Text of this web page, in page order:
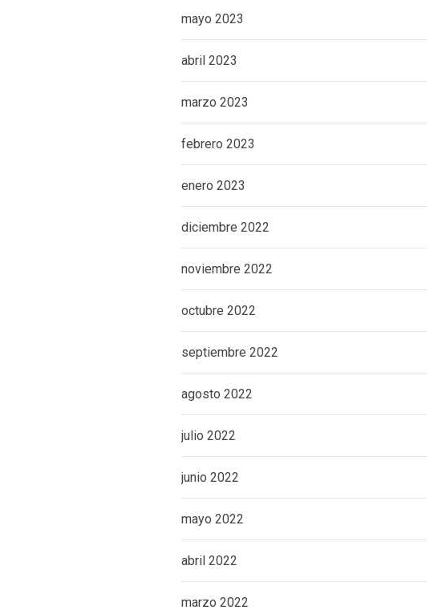
mayo 2023
abril 2023
marzo 2023
febrero 2023
enero 2023
diciembre 2022
noviembre 2022
octubre 2022
septiembre 2022
agosto 2022
julio 2022
junio 2022
mayo 2022
abril 2022
marzo 2022